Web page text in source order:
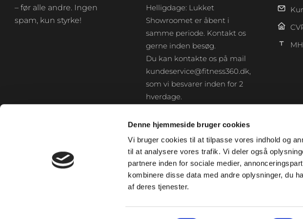
Denne hjemmeside bruger cookies
Vi bruger cookies til at tilpasse vores indhold og
til at analysere vores trafik. Vi deler også
partnere inden for sociale medier,
kombinere disse data med andre oplysninger, du
af deres tjenester.
– før alle andre. Ingen
spam, kun styrke!
Helligdage: Lukket
Showroomet er åbent i
samme periode. Kontakt os
gerne inden besøg.
Du kan kontakte os på mail
kundeservice@fitness360.dk,
som vi besvarer inden for 2
hverdage.